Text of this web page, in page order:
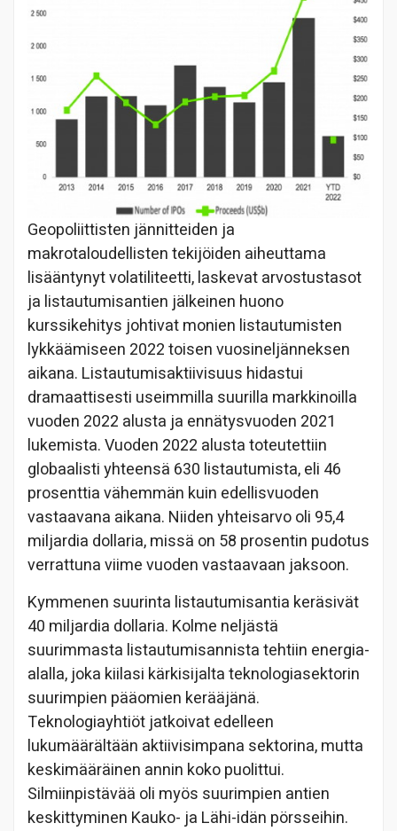
Geopoliittisten jännitteiden ja
makrotaloudellisten tekijöiden aiheuttama
lisääntynyt volatiliteetti, laskevat arvostustasot
ja listautumisantien jälkeinen huono
kurssikehitys johtivat monien listautumisten
lykkäämiseen 2022 toisen vuosineljänneksen
aikana. Listautumisaktiivisuus hidastui
dramaattisesti useimmilla suurilla markkinoilla
vuoden 2022 alusta ja ennätysvuoden 2021
lukemista. Vuoden 2022 alusta toteutettiin
globaalisti yhteensä 630 listautumista, eli 46
prosenttia vähemmän kuin edellisvuoden
vastaavana aikana. Niiden yhteisarvo oli 95,4
miljardia dollaria, missä on 58 prosentin pudotus
verrattuna viime vuoden vastaavaan jaksoon.
Kymmenen suurinta listautumisantia keräsivät
40 miljardia dollaria. Kolme neljästä
suurimmasta listautumisannista tehtiin energia-
alalla, joka kiilasi kärkisijalta teknologiasektorin
suurimpien pääomien kerääjänä.
Teknologiayhtiöt jatkoivat edelleen
lukumäärältään aktiivisimpana sektorina, mutta
keskimääräinen annin koko puolittui.
Silmiinpistävää oli myös suurimpien antien
keskittyminen Kauko- ja Lähi-idän pörsseihin.